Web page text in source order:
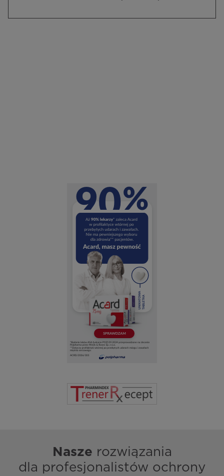
Nasze rozwiązania
dla profesjonalistów ochrony